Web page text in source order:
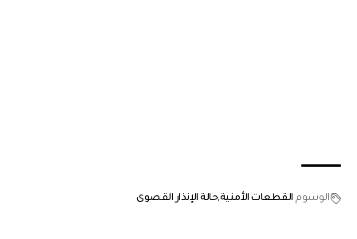
الوسوم القطعات الأمنيةحالة الإنذار القصوى